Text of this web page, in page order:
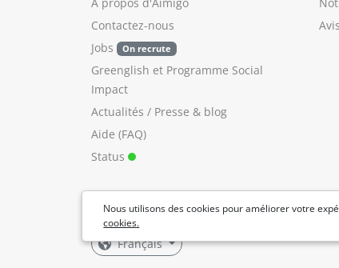
Nous utilisons des cookies pour améliorer votre
cookies.
Contactez-nous
Jobs
On recrute
Greenglish et Programme Social
Impact
Actualités / Presse & blog
Aide (FAQ)
Status
Français